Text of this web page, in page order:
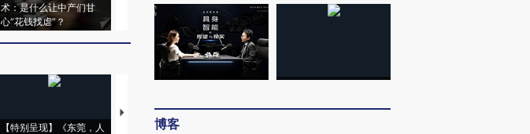
术：是什么让中产们甘
心“花钱找虐”？
粒摇头丸 尿检体内含3种
度Z世代 用街头抗争将教
机”？难民潮撕裂西班牙
【特别呈现】《东莞，人
【推广】走进第四届链博
会，让数智科技“链”接产
【商旅对话】华住集团
博客